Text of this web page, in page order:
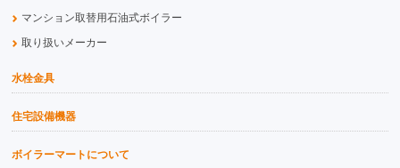
マンション取替用石油式ボイラー
取り扱いメーカー
水栓金具
住宅設備機器
ボイラーマートについて